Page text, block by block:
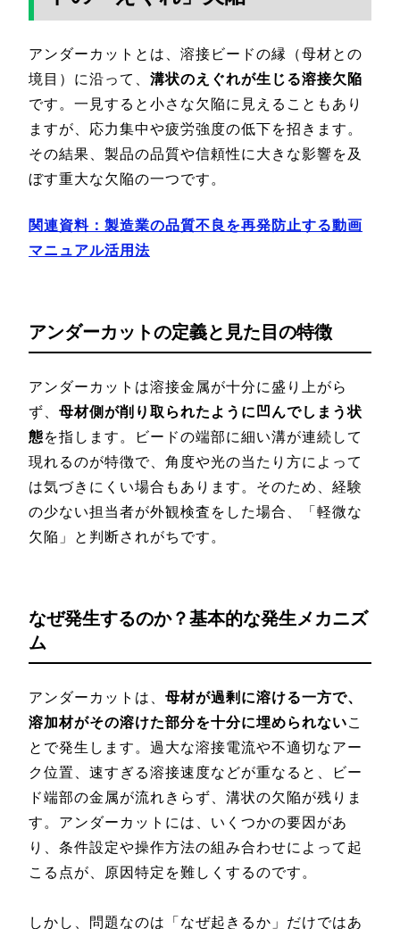
アンダーカットとは、溶接ビードの縁（母材との
境目）に沿って、 溝状のえぐれが生じる溶接欠陥
です。一見すると小さな欠陥に見えることもあり
ますが、応力集中や疲労強度の低下を招きます。
その結果、製品の品質や信頼性に大きな影響を及
ぼす重大な欠陥の一つです。
関連資料：製造業の品質不良を再発防止する動画
マニュアル活用法
アンダーカットの定義と見た目の特徴
アンダーカットは溶接金属が十分に盛り上がら
ず、 母材側が削り取られたように凹んでしまう状
態を指します。ビードの端部に細い溝が連続して
現れるのが特徴で、角度や光の当たり方によって
は気づきにくい場合もあります。そのため、経験
の少ない担当者が外観検査をした場合、「軽微な
欠陥」と判断されがちです。
なぜ発生するのか？基本的な発生メカニズ
ム
アンダーカットは、 母材が過剰に溶ける一方で、
溶加材がその溶けた部分を十分に埋められないこ
とで発生します。過大な溶接電流や不適切なアー
ク位置、速すぎる溶接速度などが重なると、ビー
ド端部の金属が流れきらず、溝状の欠陥が残りま
す。アンダーカットには、いくつかの要因があ
り、条件設定や操作方法の組み合わせによって起
こる点が、原因特定を難しくするのです。
しかし、問題なのは「なぜ起きるか」だけではあ